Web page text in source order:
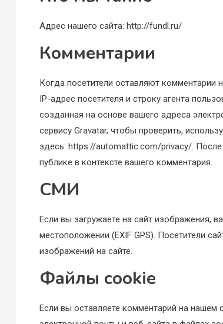
Адрес нашего сайта: http://fundl.ru/
Комментарии
Когда посетители оставляют
IP-адрес посетителя и строку агента
созданная на основе вашего адреса
сервису Gravatar, чтобы проверить,
здесь: https://automattic.com/privacy/.
публике в контексте вашего комментария.
СМИ
Если вы загружаете на сайт изображения,
местоположении (EXIF GPS). Посетители
изображений на сайте.
Файлы cookie
Если вы оставляете комментарий на нашем